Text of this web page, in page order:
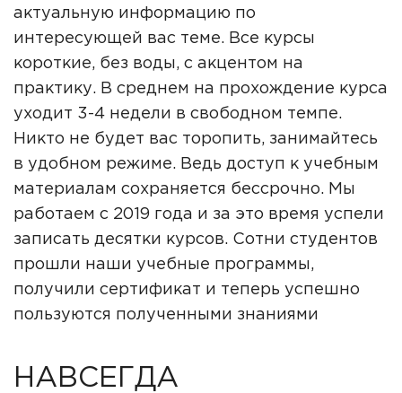
актуальную информацию по
интересующей вас теме. Все курсы
короткие, без воды, с акцентом на
практику. В среднем на прохождение курса
уходит 3-4 недели в свободном темпе.
Никто не будет вас торопить, занимайтесь
в удобном режиме. Ведь доступ к учебным
материалам сохраняется бессрочно. Мы
работаем с 2019 года и за это время успели
записать десятки курсов. Сотни студентов
прошли наши учебные программы,
получили сертификат и теперь успешно
пользуются полученными знаниями
НАВСЕГДА